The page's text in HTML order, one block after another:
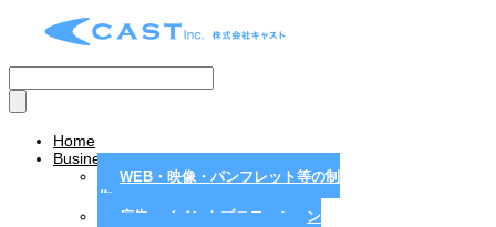
Home
Business
WEB・映像・パンフレット等の制
作
広告・イベントプロモーション